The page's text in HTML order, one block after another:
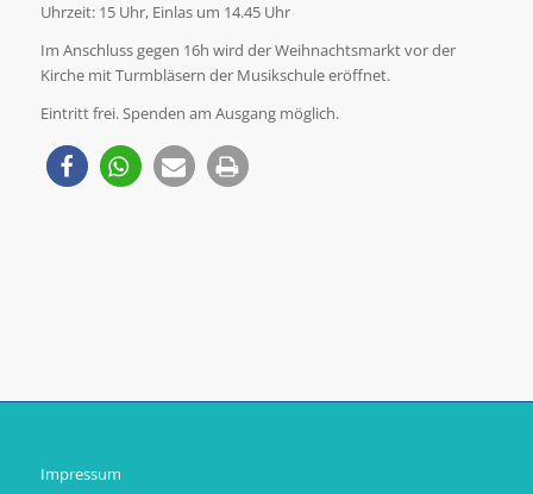
Uhrzeit: 15 Uhr, Einlas um 14.45 Uhr
Im Anschluss gegen 16h wird der Weihnachtsmarkt vor der
Kirche mit Turmbläsern der Musikschule eröffnet.
Eintritt frei. Spenden am Ausgang möglich.
Impressum